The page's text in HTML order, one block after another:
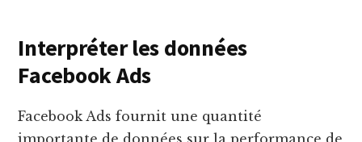
Interpréter les données
Facebook Ads
Facebook Ads fournit une quantité
importante de données sur la performance de